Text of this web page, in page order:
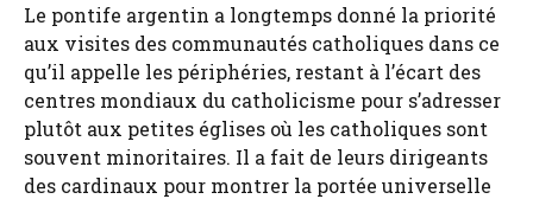
Le pontife argentin a longtemps donné la priorité
aux visites des communautés catholiques dans ce
qu’il appelle les périphéries, restant à l’écart des
centres mondiaux du catholicisme pour s’adresser
plutôt aux petites églises où les catholiques sont
souvent minoritaires. Il a fait de leurs dirigeants
des cardinaux pour montrer la portée universelle